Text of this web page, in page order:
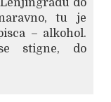
do
tu je
– alkohol.
stigne, do